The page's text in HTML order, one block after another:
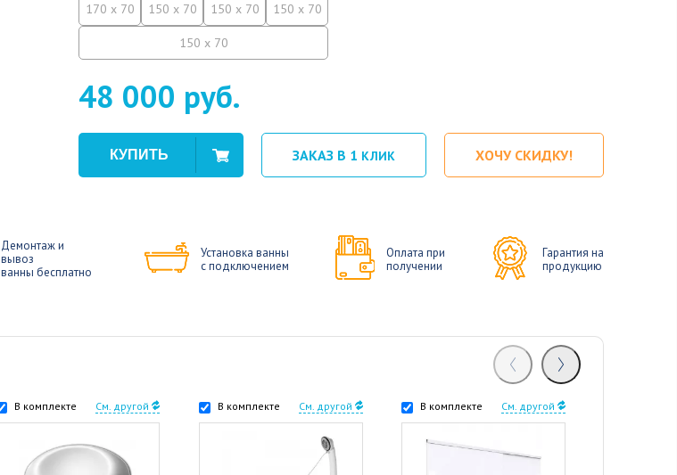
170 x 70 150 x 70 150 x 70 150 x 70
150 x 70
48 000 руб.
ЗАКАЗ В 1 КЛИК ХОЧУ СКИДКУ!
Демонтаж и
вывоз
ванны бесплатно
Установка ванны
с подключением
Оплата при
получении
Гарантия на
продукцию
В комплекте См. другой В комплекте См. другой В комплекте См. другой